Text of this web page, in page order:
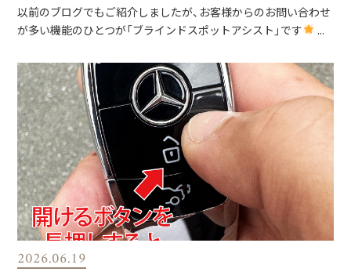
以前のブログでもご紹介しましたが、お客様からのお問い合わせ
が多い機能のひとつが「ブラインドスポットアシスト」です
...
2026.06.19